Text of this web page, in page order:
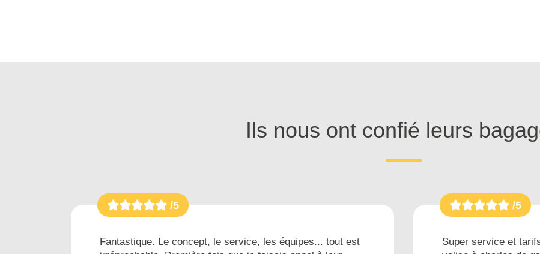
Ils nous ont confié leurs
/5
Fantastique. Le concept, le service, les équipes... tout est
/5
Super service et